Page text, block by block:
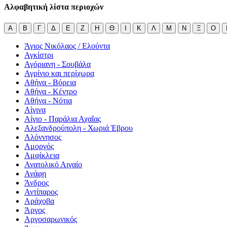
Αλφαβητική λίστα περιοχών
Α Β Γ Δ Ε Ζ Η Θ Ι Κ Λ Μ Ν Ξ Ο
Άγιος Νικόλαος / Ελούντα
Αγκίστρι
Αγόριανη - Σουβάλα
Αγρίνιο και περίχωρα
Αθήνα - Βόρεια
Αθήνα - Κέντρο
Αθήνα - Νότια
Αίγινα
Αίγιο - Παράλια Αχαΐας
Αλεξανδρούπολη - Χωριά Έβρου
Αλόννησος
Αμοργός
Αμφίκλεια
Ανατολικό Αιγαίο
Ανάφη
Άνδρος
Αντίπαρος
Αράχοβα
Άργος
Αργοσαρωνικός